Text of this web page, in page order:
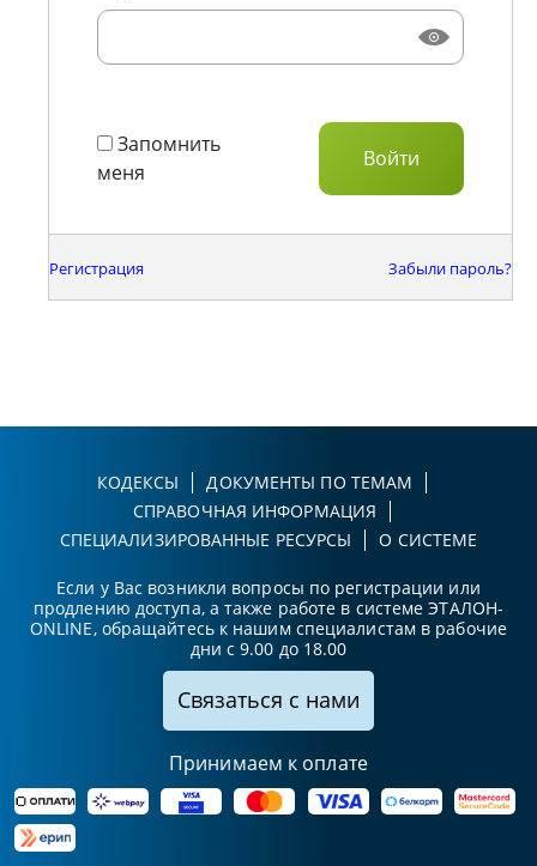
Запомнить
меня
Регистрация Забыли пароль?
КОДЕКСЫ
ДОКУМЕНТЫ ПО ТЕМАМ
СПРАВОЧНАЯ ИНФОРМАЦИЯ
СПЕЦИАЛИЗИРОВАННЫЕ РЕСУРСЫ
О СИСТЕМЕ
Если у Вас возникли вопросы по регистрации или
продлению доступа, а также работе в системе ЭТАЛОН-
ONLINE, обращайтесь к нашим специалистам в рабочие
дни с 9.00 до 18.00
Связаться с нами
Принимаем к оплате